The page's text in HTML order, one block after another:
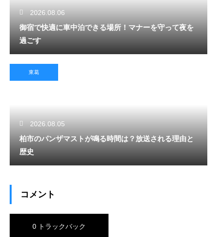
2026.08.06
御宿で快適に車中泊できる場所！マナーを守って夜を
過ごす
東葛
2026.08.05
柏市のパンザマストが鳴る時間は？放送される理由と
歴史
コメント
0 トラックバック